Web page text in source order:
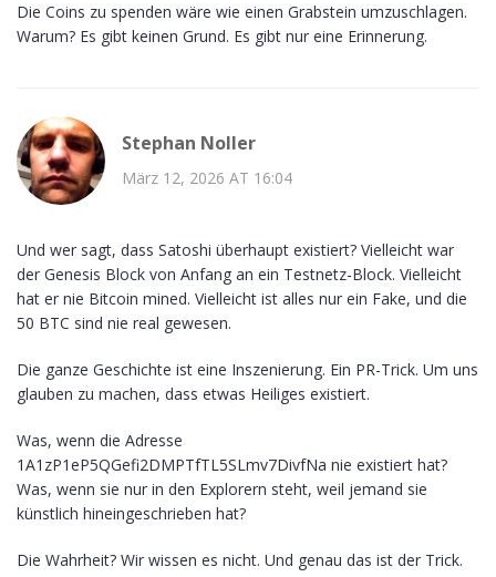
Die Coins zu spenden wäre wie einen Grabstein umzuschlagen.
Warum? Es gibt keinen Grund. Es gibt nur eine Erinnerung.
Stephan Noller
März 12, 2026 AT 16:04
Und wer sagt, dass Satoshi überhaupt existiert? Vielleicht war
der Genesis Block von Anfang an ein Testnetz-Block. Vielleicht
hat er nie Bitcoin mined. Vielleicht ist alles nur ein Fake, und die
50 BTC sind nie real gewesen.
Die ganze Geschichte ist eine Inszenierung. Ein PR-Trick. Um uns
glauben zu machen, dass etwas Heiliges existiert.
Was, wenn die Adresse
1A1zP1eP5QGefi2DMPTfTL5SLmv7DivfNa nie existiert hat?
Was, wenn sie nur in den Explorern steht, weil jemand sie
künstlich hineingeschrieben hat?
Die Wahrheit? Wir wissen es nicht. Und genau das ist der Trick.